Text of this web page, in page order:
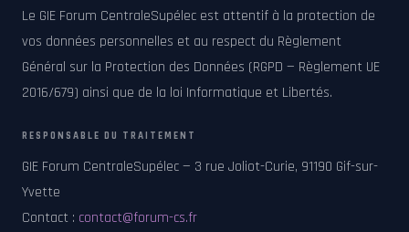
Le GIE Forum CentraleSupélec est attentif à la protection de
vos données personnelles et au respect du Règlement
Général sur la Protection des Données (RGPD — Règlement UE
2016/679) ainsi que de la loi Informatique et Libertés.
RESPONSABLE DU TRAITEMENT
GIE Forum CentraleSupélec — 3 rue Joliot-Curie, 91190 Gif-sur-
Yvette
Contact : contact@forum-cs.fr